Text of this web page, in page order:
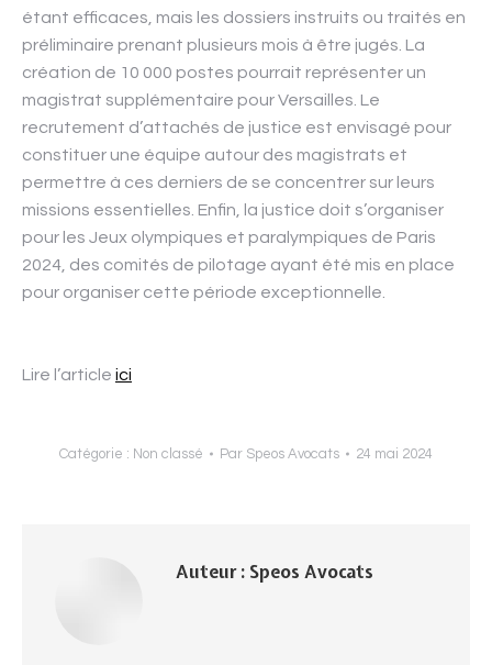
étant efficaces, mais les dossiers instruits ou traités en
préliminaire prenant plusieurs mois à être jugés. La
création de 10 000 postes pourrait représenter un
magistrat supplémentaire pour Versailles. Le
recrutement d’attachés de justice est envisagé pour
constituer une équipe autour des magistrats et
permettre à ces derniers de se concentrer sur leurs
missions essentielles. Enfin, la justice doit s’organiser
pour les Jeux olympiques et paralympiques de Paris
2024, des comités de pilotage ayant été mis en place
pour organiser cette période exceptionnelle.
Lire l’article ici
Catégorie : Non classé Par Speos Avocats 24 mai 2024
Auteur : Speos Avocats